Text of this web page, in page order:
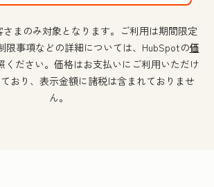
まのみ対象となります。ご利用は期間限定
限事項などの詳細については、HubSpotの価
ください。価格はお支払いにご利用いただけ
おり、表示金額に諸税は含まれておりませ
ん。